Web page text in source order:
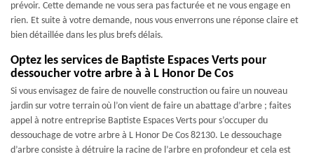
prévoir. Cette demande ne vous sera pas facturée et ne vous engage en
rien. Et suite à votre demande, nous vous enverrons une réponse claire et
bien détaillée dans les plus brefs délais.
Optez les services de Baptiste Espaces Verts pour
dessoucher votre arbre à à L Honor De Cos
Si vous envisagez de faire de nouvelle construction ou faire un nouveau
jardin sur votre terrain où l’on vient de faire un abattage d’arbre ; faites
appel à notre entreprise Baptiste Espaces Verts pour s’occuper du
dessouchage de votre arbre à L Honor De Cos 82130. Le dessouchage
d’arbre consiste à détruire la racine de l’arbre en profondeur et cela est